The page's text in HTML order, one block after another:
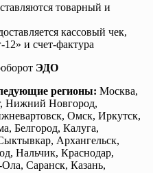
товарный и
кассовый чек,
12» и счет-фактура
ЭДО
регионы: Москва,
Нижний Новгород,
Омск, Иркутск,
Белгород, Калуга,
Архангельск,
Нальчик, Краснодар,
Саранск, Казань,